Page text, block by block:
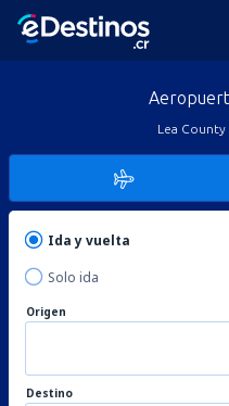
Lea
Ida y vuelta
Solo ida
Origen
Destino